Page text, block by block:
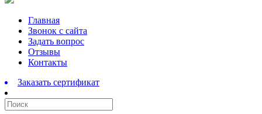
Перейти
содержимому
Главная
Звонок с сайта
Задать вопрос
Отзывы
Контакты
Заказать сертификат